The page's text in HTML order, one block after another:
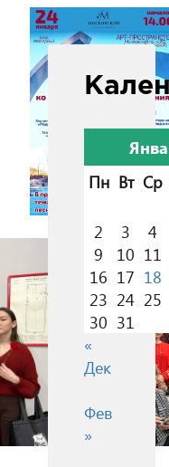
Пн Вт Ср
2 3
4
9
10 11
16 17 18
23 24 25
30 31
«
Дек
Фев
»